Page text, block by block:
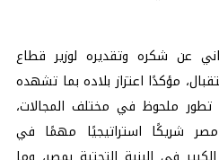
عن شكره وتقديره لوزير قطاع
مؤكدًا اعتزاز بلاده بما تشهده
تطور ملحوظ في مختلف المجالات،
شريكًا استراتيجيًا مهمًا في